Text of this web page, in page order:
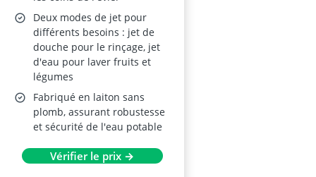
Deux modes de jet pour
différents besoins : jet de
douche pour le rinçage, jet
d'eau pour laver fruits et
légumes
Fabriqué en laiton sans
plomb, assurant robustesse
et sécurité de l'eau potable
Vérifier le prix →